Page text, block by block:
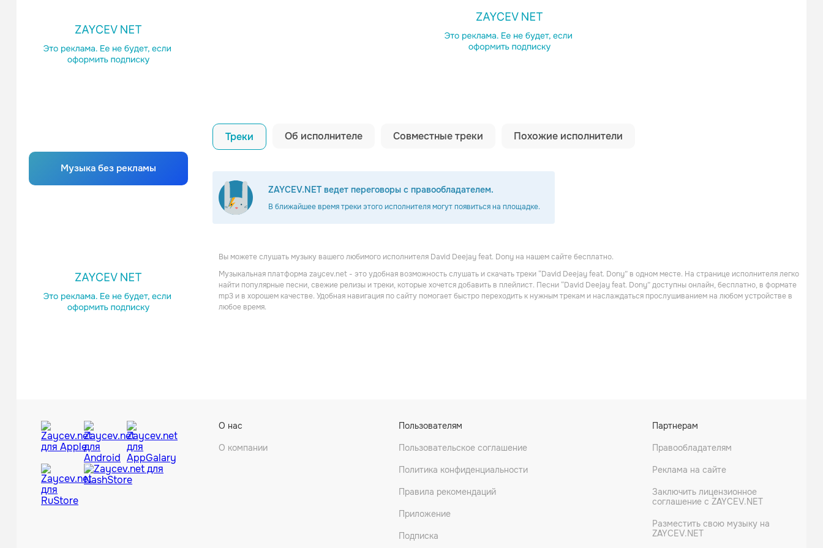
Музыка без рекламы
Копировать ссылку
Треки Об исполнителе Совместные треки Похожие исполнители
ZAYCEV.NET ведет переговоры с правообладателем.
В ближайшее время треки этого исполнителя могут появиться на площадке.
IOWA
Поп
MIA BOYKA
Русский рэп
Анна Немченко
Поп
NO4X
Техно Поп
Вы можете слушать музыку вашего любимого исполнителя David Deejay feat. Dony на нашем сайте бесплатно.
Музыкальная платформа zaycev.net - это удобная возможность слушать и скачать треки “David Deejay feat. Dony” в одном месте. На странице исполнителя легко
найти популярные песни, свежие релизы и треки, которые хочется добавить в плейлист. Песни “David Deejay feat. Dony” доступны онлайн, бесплатно, в формате
mp3 и в хорошем качестве. Удобная навигация по сайту помогает быстро переходить к нужным трекам и наслаждаться прослушиванием на любом устройстве в
любое время.
О нас
О компании
Пользователям
Пользовательское соглашение
Политика конфиденциальности
Правила рекомендаций
Приложение
Подписка
Партнерам
Правообладателям
Реклама на сайте
Заключить лицензионное
соглашение с ZAYCEV.NET
Разместить свою музыку на
ZAYCEV.NET